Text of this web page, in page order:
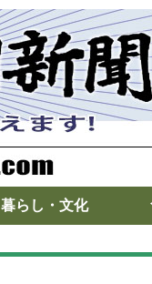
暮らし・文化